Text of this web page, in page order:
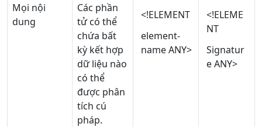
Mọi nội
dung
Các phần
tử có thể
chứa bất
kỳ kết hợp
dữ liệu nào
có thể
được phân
tích cú
pháp.
<!ELEMENT
element-
name ANY>
<!ELEME
NT
Signatur
e ANY>